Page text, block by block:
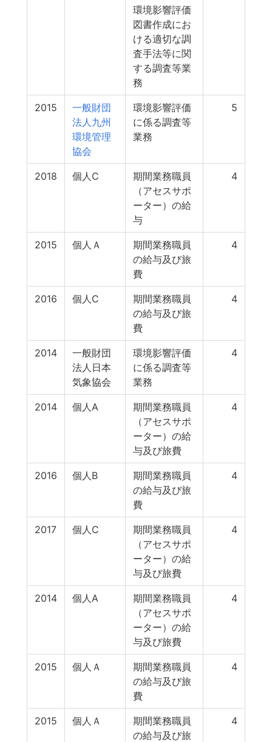
環境影響評価
図書作成にお
ける適切な調
査手法等に関
する調査等業
務
2015
一般財団
法人九州
環境管理
協会
環境影響評価
に係る調査等
業務
5
2018 個人C
期間業務職員
（アセスサポ
ーター）の給
与
4
2015 個人Ａ
期間業務職員
の給与及び旅
費
4
2016 個人C
期間業務職員
の給与及び旅
費
4
2014
一般財団
法人日本
気象協会
環境影響評価
に係る調査等
業務
4
2014 個人A
期間業務職員
（アセスサポ
ーター）の給
与及び旅費
4
2016 個人B
期間業務職員
の給与及び旅
費
4
2017 個人C
期間業務職員
（アセスサポ
ーター）の給
与及び旅費
4
2014 個人A
期間業務職員
（アセスサポ
ーター）の給
与及び旅費
4
2015 個人Ａ
期間業務職員
の給与及び旅
費
4
2015 個人Ａ
期間業務職員
の給与及び旅
4